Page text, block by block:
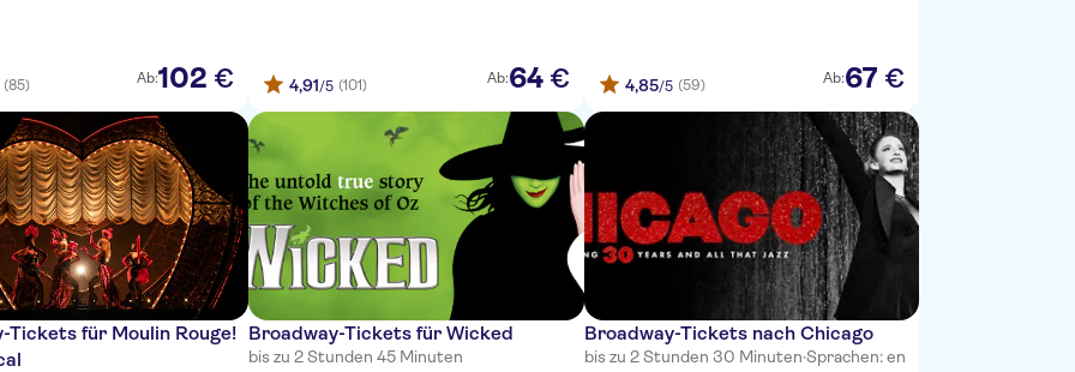
(85) Ab:102 € 4,91/5 (101) Ab:64 € 4,85/5 (59) Ab:67 €
Tickets für Moulin Rouge! Broadway-Tickets für Wicked
bis zu 2 Stunden 45 Minuten
Broadway-Tickets nach Chicago
bis zu 2 Stunden 30 Minuten·Sprachen: en